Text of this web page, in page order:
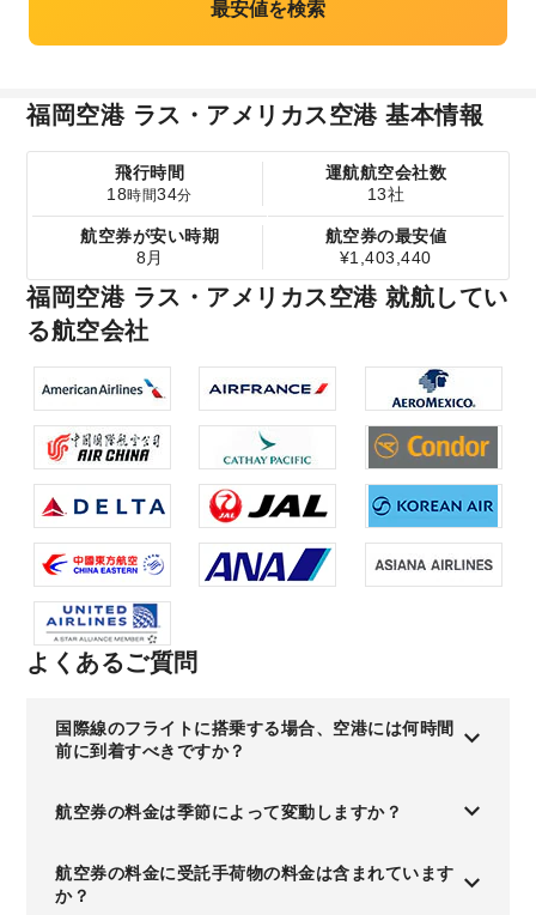
最安値を検索
福岡空港 ラス・アメリカス空港 基本情報
飛行時間
18時間34分
運航航空会社数
13社
航空券が安い時期
8月
航空券の最安値
¥1,403,440
福岡空港 ラス・アメリカス空港 就航してい
る航空会社
よくあるご質問
国際線のフライトに搭乗する場合、空港には何時間
前に到着すべきですか？
航空券の料金は季節によって変動しますか？
航空券の料金に受託手荷物の料金は含まれています
か？